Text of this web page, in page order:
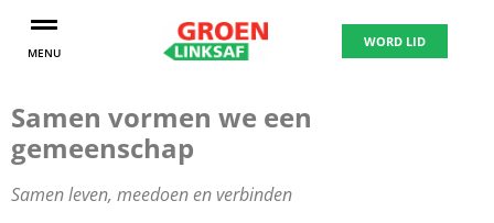
MENU
WORD LID
Samen vormen we een
gemeenschap
Samen leven, meedoen en verbinden